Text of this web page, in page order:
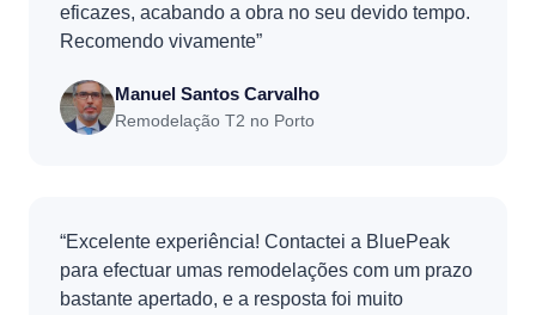
eficazes, acabando a obra no seu devido tempo.
Recomendo vivamente”
Manuel Santos Carvalho
Remodelação T2 no Porto
“Excelente experiência! Contactei a BluePeak
para efectuar umas remodelações com um prazo
bastante apertado, e a resposta foi muito